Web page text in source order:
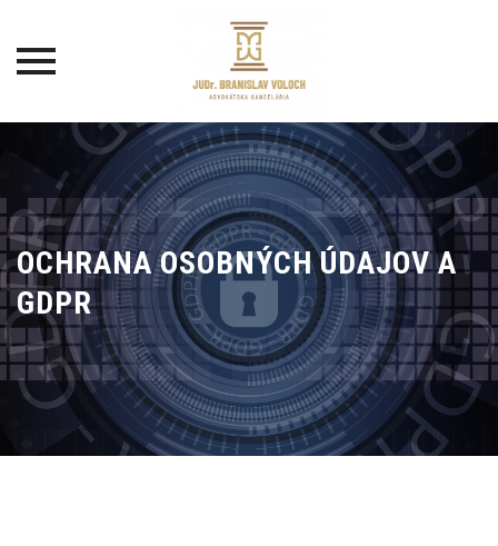
content
OCHRANA OSOBNÝCH ÚDAJOV A
GDPR